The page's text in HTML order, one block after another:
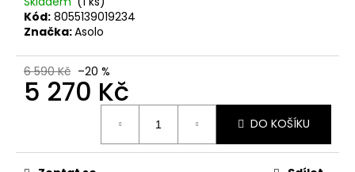
Kód: 8055139019234
Značka:Asolo
6 590 Kč –20 %
5 270 Kč
DO KOŠÍKU
u
e
m
OBUV BUBBLE